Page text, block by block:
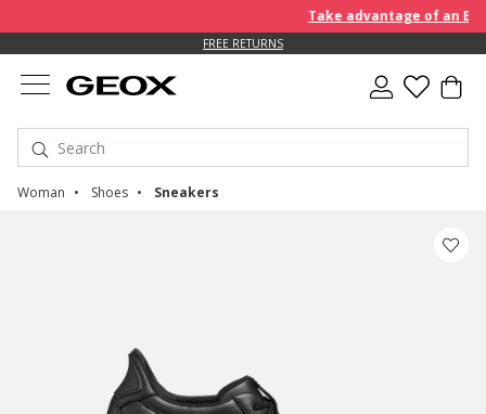
Take advantage of an
FREE RETURNS
Woman Shoes Sneakers